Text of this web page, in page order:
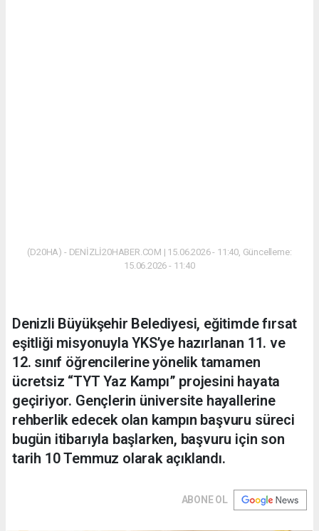
(D20HA) - DENİZLİ20HABER.COM | 15.06.2026 - 11:40, Güncelleme:
15.06.2026 - 11:40
Denizli Büyükşehir Belediyesi, eğitimde fırsat
eşitliği misyonuyla YKS’ye hazırlanan 11. ve
12. sınıf öğrencilerine yönelik tamamen
ücretsiz “TYT Yaz Kampı” projesini hayata
geçiriyor. Gençlerin üniversite hayallerine
rehberlik edecek olan kampın başvuru süreci
bugün itibarıyla başlarken, başvuru için son
tarih 10 Temmuz olarak açıklandı.
ABONE OL